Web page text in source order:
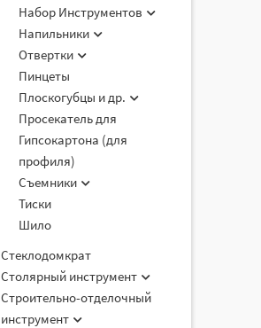
Набор Инструментов
Напильники
Отвертки
Пинцеты
Плоскогубцы и др.
Просекатель для
Гипсокартона (для
профиля)
Съемники
Тиски
Шило
Стеклодомкрат
Столярный инструмент
Строительно-отделочный
инструмент